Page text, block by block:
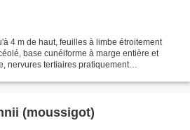
4 m de haut, feuilles à limbe étroitement
base cunéiforme à marge entière et
nervures tertiaires pratiquement
(moussigot)